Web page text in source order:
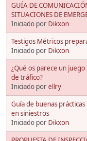
GUÍA DE
SITUACIONES DE
Iniciado por Dikxon
Testigos Métricos
Iniciado por Dikxon
¿Qué os parece un
de tráfico?
Iniciado porellry
Guía de buenas
en siniestros
Iniciado por Dikxon